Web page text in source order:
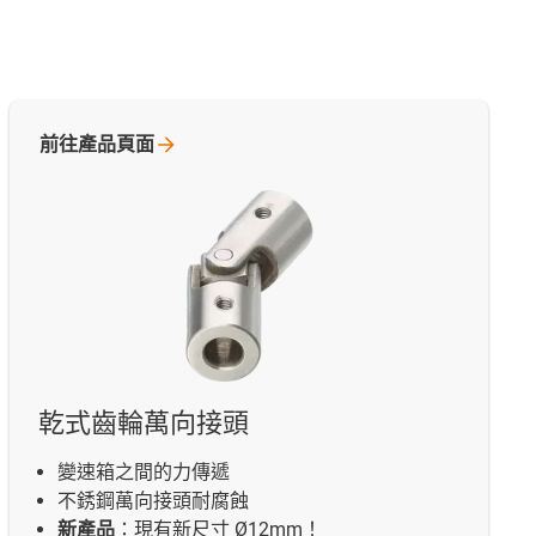
乾式齒輪萬向接頭
變速箱之間的力傳遞
不銹鋼萬向接頭耐腐蝕
新產品 ：現有新尺寸 Ø12mm！
前往產品頁面